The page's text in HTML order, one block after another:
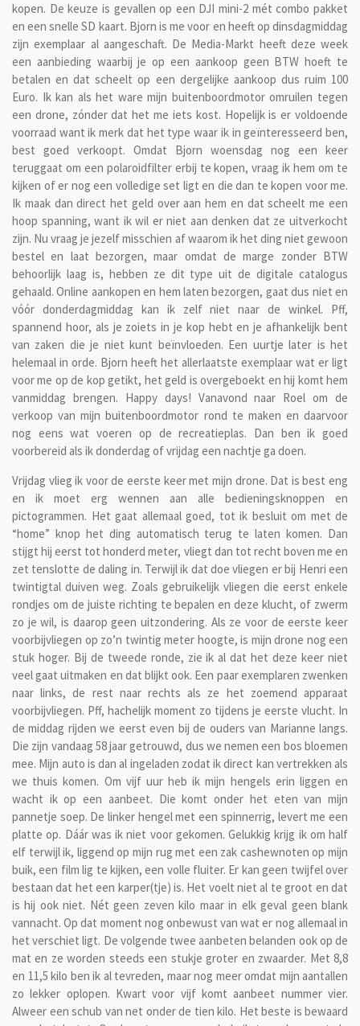
kopen. De keuze is gevallen op een DJI mini-2 mét combo pakket
en een snelle SD kaart. Bjorn is me voor en heeft op dinsdagmiddag
zijn exemplaar al aangeschaft. De Media-Markt heeft deze week
een aanbieding waarbij je op een aankoop geen BTW hoeft te
betalen en dat scheelt op een dergelijke aankoop dus ruim 100
Euro. Ik kan als het ware mijn buitenboordmotor omruilen tegen
een drone, zónder dat het me iets kost. Hopelijk is er voldoende
voorraad want ik merk dat het type waar ik in geïnteresseerd ben,
best goed verkoopt. Omdat Bjorn woensdag nog een keer
teruggaat om een polaroidfilter erbij te kopen, vraag ik hem om te
kijken of er nog een volledige set ligt en die dan te kopen voor me.
Ik maak dan direct het geld over aan hem en dat scheelt me een
hoop spanning, want ik wil er niet aan denken dat ze uitverkocht
zijn. Nu vraag je jezelf misschien af waarom ik het ding niet gewoon
bestel en laat bezorgen, maar omdat de marge zonder BTW
behoorlijk laag is, hebben ze dit type uit de digitale catalogus
gehaald. Online aankopen en hem laten bezorgen, gaat dus niet en
vóór donderdagmiddag kan ik zelf niet naar de winkel. Pff,
spannend hoor, als je zoiets in je kop hebt en je afhankelijk bent
van zaken die je niet kunt beïnvloeden. Een uurtje later is het
helemaal in orde. Bjorn heeft het allerlaatste exemplaar wat er ligt
voor me op de kop getikt, het geld is overgeboekt en hij komt hem
vanmiddag brengen. Happy days! Vanavond naar Roel om de
verkoop van mijn buitenboordmotor rond te maken en daarvoor
nog eens wat voeren op de recreatieplas. Dan ben ik goed
voorbereid als ik donderdag of vrijdag een nachtje ga doen.
Vrijdag vlieg ik voor de eerste keer met mijn drone. Dat is best eng
en ik moet erg wennen aan alle bedieningsknoppen en
pictogrammen. Het gaat allemaal goed, tot ik besluit om met de
“home” knop het ding automatisch terug te laten komen. Dan
stijgt hij eerst tot honderd meter, vliegt dan tot recht boven me en
zet tenslotte de daling in. Terwijl ik dat doe vliegen er bij Henri een
twintigtal duiven weg. Zoals gebruikelijk vliegen die eerst enkele
rondjes om de juiste richting te bepalen en deze klucht, of zwerm
zo je wil, is daarop geen uitzondering. Als ze voor de eerste keer
voorbijvliegen op zo’n twintig meter hoogte, is mijn drone nog een
stuk hoger. Bij de tweede ronde, zie ik al dat het deze keer niet
veel gaat uitmaken en dat blijkt ook. Een paar exemplaren zwenken
naar links, de rest naar rechts als ze het zoemend apparaat
voorbijvliegen. Pff, hachelijk moment zo tijdens je eerste vlucht. In
de middag rijden we eerst even bij de ouders van Marianne langs.
Die zijn vandaag 58 jaar getrouwd, dus we nemen een bos bloemen
mee. Mijn auto is dan al ingeladen zodat ik direct kan vertrekken als
we thuis komen. Om vijf uur heb ik mijn hengels erin liggen en
wacht ik op een aanbeet. Die komt onder het eten van mijn
pannetje soep. De linker hengel met een spinnerrig, levert me een
platte op. Dáár was ik niet voor gekomen. Gelukkig krijg ik om half
elf terwijl ik, liggend op mijn rug met een zak cashewnoten op mijn
buik, een film lig te kijken, een volle fluiter. Er kan geen twijfel over
bestaan dat het een karper(tje) is. Het voelt niet al te groot en dat
is hij ook niet. Nét geen zeven kilo maar in elk geval geen blank
vannacht. Op dat moment nog onbewust van wat er nog allemaal in
het verschiet ligt. De volgende twee aanbeten belanden ook op de
mat en ze worden steeds een stukje groter en zwaarder. Met 8,8
en 11,5 kilo ben ik al tevreden, maar nog meer omdat mijn aantallen
zo lekker oplopen. Kwart voor vijf komt aanbeet nummer vier.
Alweer een schub van net onder de tien kilo. Het beste is bewaard